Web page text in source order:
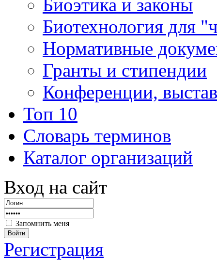
Биоэтика и законы
Биотехнология для
Нормативные
Гранты и стипендии
Конференции,
Топ 10
Словарь терминов
Каталог организаций
Вход на сайт
Запомнить меня
Войти
Регистрация